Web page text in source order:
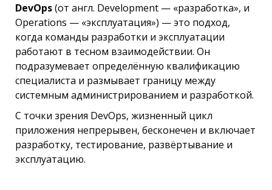
DevOps(от англ. Development — «разработка», и
Operations — «эксплуатация») — это подход,
когда команды разработки и эксплуатации
работают в тесном взаимодействии. Он
подразумевает определённую квалификацию
специалиста и размывает границу между
системным администрированием и разработкой.
С точки зрения DevOps, жизненный цикл
приложения непрерывен, бесконечен и включает
разработку, тестирование, развёртывание и
эксплуатацию.